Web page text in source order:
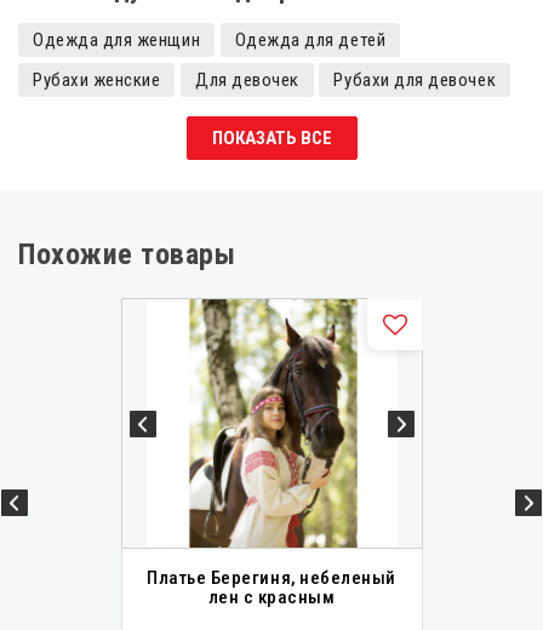
Одежда для женщин
Одежда для детей
Рубахи женские
Для девочек
Рубахи для девочек
Современная славянская одежда
Славянская одежда женская
Покосные рубахи женские
Русские народные рубашки
Покосные рубахи
Русские льняные рубахи
Холщовые рубахи
Русские народные сорочки
Славянские рубахи
Старославянские рубахи
Старорусские рубахи
ПОКАЗАТЬ ВСЕ
Похожие товары
Платье Берегиня, небеленый
лен с красным